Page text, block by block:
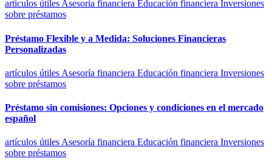
artículos útiles Asesoría financiera Educación financiera Inversiones
sobre préstamos
Préstamo Flexible y a Medida: Soluciones Financieras
Personalizadas
artículos útiles Asesoría financiera Educación financiera Inversiones
sobre préstamos
Préstamo sin comisiones: Opciones y condiciones en el mercado
español
artículos útilesAsesoría financiera Educación financiera Inversiones
sobre préstamos